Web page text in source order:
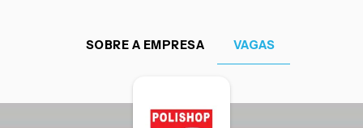
SOBRE A EMPRESA VAGAS